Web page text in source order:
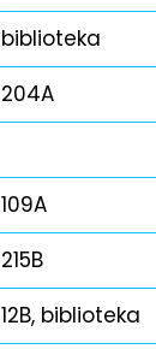
biblioteka
204A
109A
215B
12B, biblioteka